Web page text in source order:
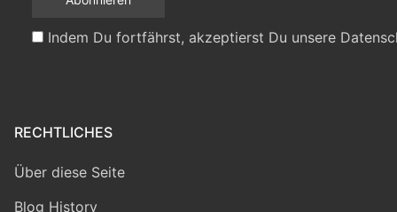
Indem Du fortfährst, akzeptierst Du unsere
RECHTLICHES
Über diese Seite
Blog History